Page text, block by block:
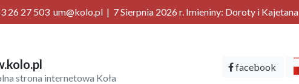
26 27 503 um@kolo.pl | 7 Sierpnia 2026 r. Imieniny: Doroty i Kajetana
strona internetowa Koła
facebook